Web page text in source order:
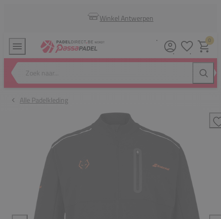
Winkel Antwerpen
Zoek naar...
0
Alle Padelkleding